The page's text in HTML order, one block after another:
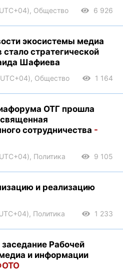
Общество 6 926
экосистемы медиа
стратегической
Шафиева
Общество 1 164
ОТГ прошла
сотрудничества -
Политика 9 105
и реализацию
Политика 1 233
Рабочей
и информации